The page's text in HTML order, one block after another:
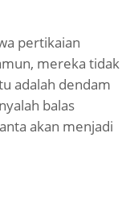
pertikaian
mereka tidak
adalah dendam
balas
akan menjadi